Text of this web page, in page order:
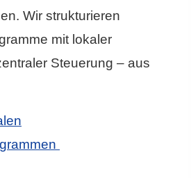
Wir strukturieren
mit lokaler
Steuerung – aus